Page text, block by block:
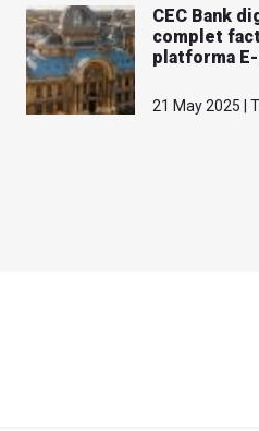
CEC Bank
complet
platforma
21 May 2025 |